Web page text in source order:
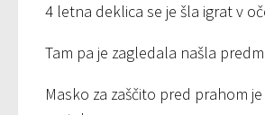
4 letna deklica se je šla igrat v
Tam pa je zagledala našla
Masko za zaščito pred prahom